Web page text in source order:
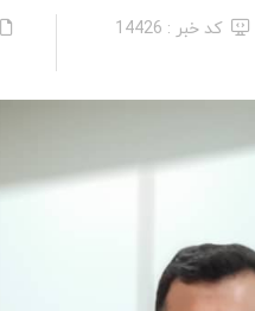
کد خبر : 14426